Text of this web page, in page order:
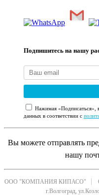
Подпишитесь на нашу
Нажимая «Подписаться»,
данных в соответствии с
Вы можете отправлять
нашу
ООО "КОМПАНИЯ КИПАСО"
г.Волгоград,